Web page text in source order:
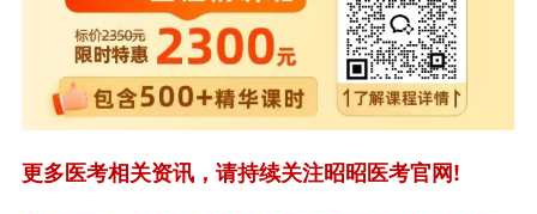
更多医考相关资讯，请持续关注昭昭医考官网!